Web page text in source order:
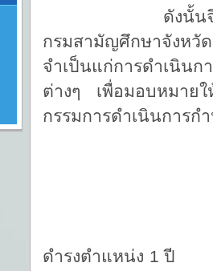
ดังนั้นจึงอาศัยอ
กรมสามัญศึกษาจังห
จำเป็นแก่การดำเนินก
ต่างๆ เพื่อมอบหมาย
กรรมการดำเนินการก
ดำรงต